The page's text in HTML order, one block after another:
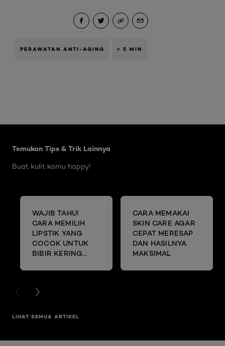
PERAWATAN ANTI-AGING < 5 MIN
Temukan Tips & Trik Lainnya
Buat kulit kamu happy!
WAJIB TAHU!
CARA MEMILIH
LIPSTIK YANG
COCOK UNTUK
BIBIR KERING
CARA MEMAKAI
SKIN CARE AGAR
CEPAT MERESAP
DAN HASILNYA
MAKSIMAL
PREVIOUS CARD
NEXT CARD
LIHAT SEMUA ARTIKEL